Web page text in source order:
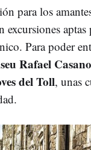
para los
excursiones
Para poder
Rafael
del Toll, unas